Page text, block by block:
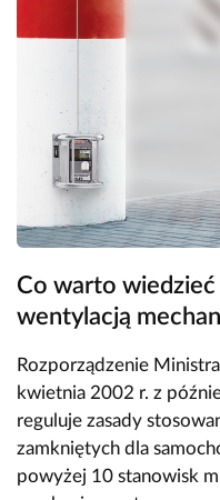
Co warto
wentylacją
Rozporządzenie
kwietnia 2002 r. z
reguluje zasady
zamkniętych dla
powyżej 10 stanowisk